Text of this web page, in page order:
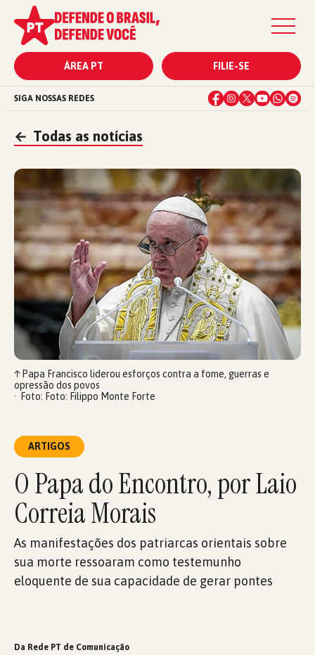
ÁREA PT FILIE-SE
SIGA NOSSAS REDES
← Todas as notícias
ARTIGOS
O Papa do Encontro, por Laio
Correia Morais
As manifestações dos patriarcas orientais sobre
sua morte ressoaram como testemunho
eloquente de sua capacidade de gerar pontes
↑Papa Francisco liderou esforços contra a fome, guerras e
opressão dos povos
Foto: Foto: Filippo Monte Forte
Da Rede PT de Comunicação